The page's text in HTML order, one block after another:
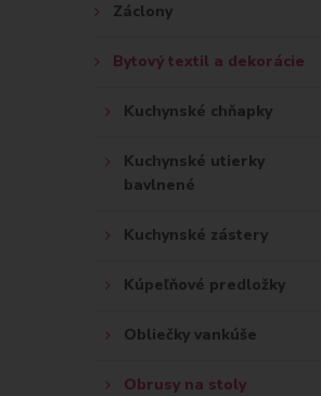
Záclony
Bytový textil a dekorácie
Kuchynské chňapky
Kuchynské utierky
bavlnené
Kuchynské zástery
Kúpeľňové predložky
Obliečky vankúše
Obrusy na stoly